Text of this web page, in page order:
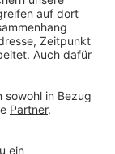
ins
Zuhören und
Telefon
dran